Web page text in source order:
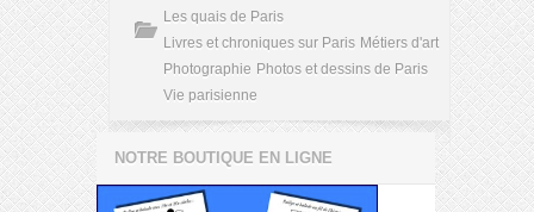
Les quais de Paris
Livres et chroniques sur Paris Métiers d'art
Photographie Photos et dessins de Paris
Vie parisienne
NOTRE BOUTIQUE EN LIGNE